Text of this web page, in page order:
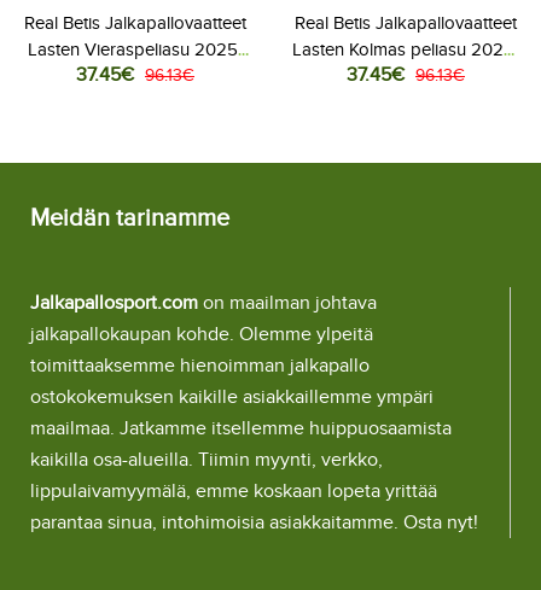
Real Betis Jalkapallovaatteet
Lasten Vieraspeliasu 2025-
26 Lyhythihainen (+ Lyhyet
37.45€ 96.13€
Real Betis Jalkapallovaatteet
Lasten Kolmas peliasu 2025-
26 Lyhythihainen (+ Lyhyet
37.45€ 96.13€
Meidän tarinamme
Jalkapallosport.com on maailman johtava
jalkapallokaupan kohde. Olemme ylpeitä
toimittaaksemme hienoimman jalkapallo
ostokokemuksen kaikille asiakkaillemme ympäri
maailmaa. Jatkamme itsellemme huippuosaamista
kaikilla osa-alueilla. Tiimin myynti, verkko,
lippulaivamyymälä, emme koskaan lopeta yrittää
parantaa sinua, intohimoisia asiakkaitamme. Osta nyt!